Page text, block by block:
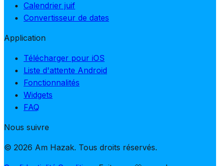
Calendrier juif
Convertisseur de dates
Application
Télécharger pour iOS
Liste d'attente Android
Fonctionnalités
Widgets
FAQ
Nous suivre
© 2026 Am Hazak. Tous droits réservés.